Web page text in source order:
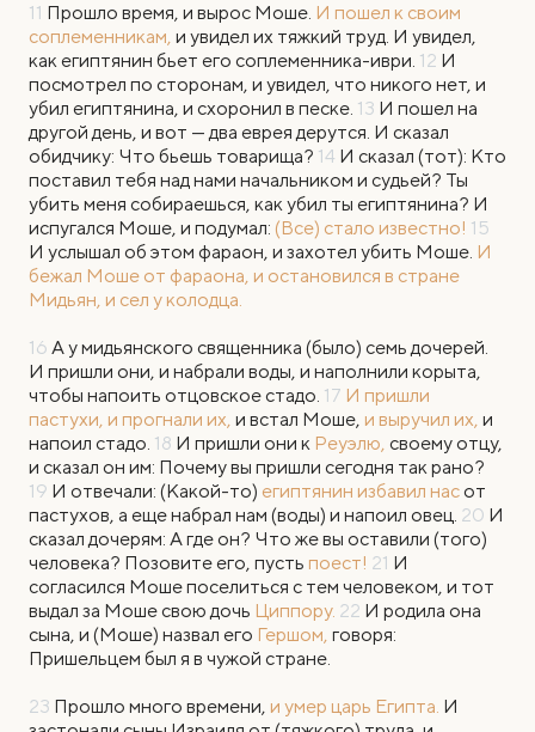
11 Прошло время, и вырос Моше. И пошел к своим
соплеменникам, и увидел их тяжкий труд. И увидел,
как египтянин бьет его соплеменника-иври. 12 И
посмотрел по сторонам, и увидел, что никого нет, и
убил египтянина, и схоронил в песке. 13 И пошел на
другой день, и вот — два еврея дерутся. И сказал
обидчику: Что бьешь товарища? 14 И сказал (тот): Кто
поставил тебя над нами начальником и судьей? Ты
убить меня собираешься, как убил ты египтянина? И
испугался Моше, и подумал: (Все) стало известно! 15
И услышал об этом фараон, и захотел убить Моше. И
бежал Моше от фараона, и остановился в стране
Мидьян, и сел у колодца.
16 А у мидьянского священника (было) семь дочерей.
И пришли они, и набрали воды, и наполнили корыта,
чтобы напоить отцовское стадо. 17 И пришли
пастухи, и прогнали их, и встал Моше, и выручил их, и
напоил стадо. 18 И пришли они к Реуэлю, своему отцу,
и сказал он им: Почему вы пришли сегодня так рано?
19 И отвечали: (Какой-то) египтянин избавил нас от
пастухов, а еще набрал нам (воды) и напоил овец. 20 И
сказал дочерям: А где он? Что же вы оставили (того)
человека? Позовите его, пусть поест! 21 И
согласился Моше поселиться с тем человеком, и тот
выдал за Моше свою дочь Циппору. 22 И родила она
сына, и (Моше) назвал его Гершом, говоря:
Пришельцем был я в чужой стране.
23 Прошло много времени, и умер царь Египта. И